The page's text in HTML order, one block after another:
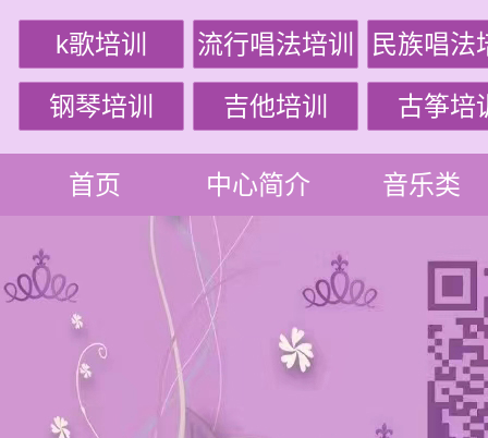
k歌培训 流行唱法培训 民族唱法
钢琴培训 吉他培训 古筝培
首页 中心简介 音乐类